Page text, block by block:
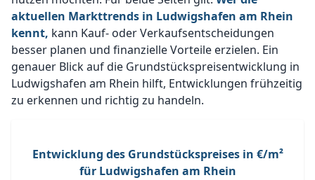
aktuellen Markttrends in Ludwigshafen am Rhein
kennt, kann Kauf- oder Verkaufsentscheidungen
besser planen und finanzielle Vorteile erzielen. Ein
genauer Blick auf die Grundstückspreisentwicklung in
Ludwigshafen am Rhein hilft, Entwicklungen frühzeitig
zu erkennen und richtig zu handeln.
Entwicklung des Grundstückspreises in €/m²
für Ludwigshafen am Rhein